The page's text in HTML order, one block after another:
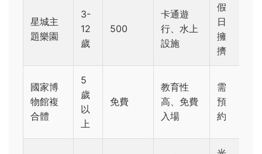
星城主
題樂園
3-
12
歲
500
卡通遊
行、水上
設施
假
日
擁
擠
國家博
物館複
合體
5
歲
以
上
免費
教育性
高、免費
入場
需
預
約